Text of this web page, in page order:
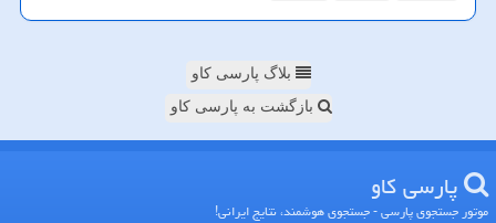
بلاگ پارسی کاو
بازگشت به پارسی کاو
پارسی كاو
موتور جستجوی پارسی - جستجوی هوشمند، نتایج ایرانی!